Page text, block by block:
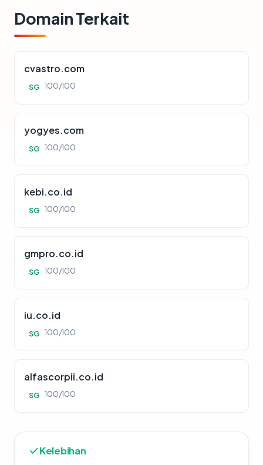
Domain Terkait
cvastro.com
SG 100/100
yogyes.com
SG 100/100
kebi.co.id
SG 100/100
gmpro.co.id
SG 100/100
iu.co.id
SG 100/100
alfascorpii.co.id
SG 100/100
Kelebihan